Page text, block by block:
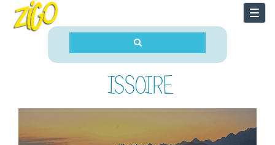
ISSOIRE